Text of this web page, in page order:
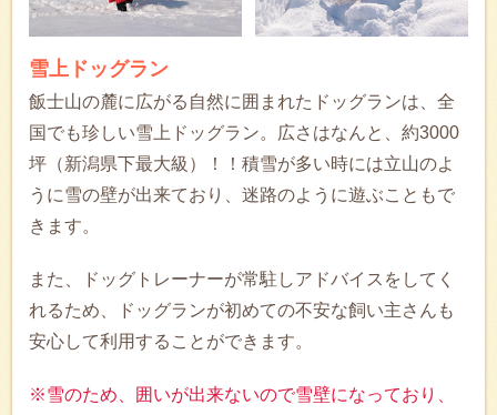
雪上ドッグラン
飯士山の麓に広がる自然に囲まれたドッグランは、全
国でも珍しい雪上ドッグラン。広さはなんと、約3000
坪（新潟県下最大級）！！積雪が多い時には立山のよ
うに雪の壁が出来ており、迷路のように遊ぶこともで
きます。
また、ドッグトレーナーが常駐しアドバイスをしてく
れるため、ドッグランが初めての不安な飼い主さんも
安心して利用することができます。
※雪のため、囲いが出来ないので雪壁になっており、